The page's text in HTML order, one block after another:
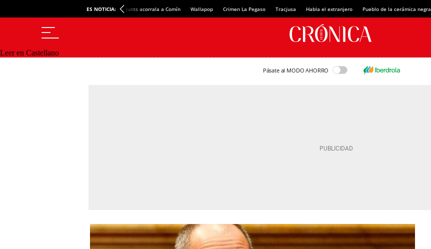
ES NOTICIA: Junts acorrala a Comín Wallapop Crimen La Pegaso Tracjusa Habla el extranjero Pueblo de la cerámica negra
Leer en Castellano
Pásate al MODO AHORRO